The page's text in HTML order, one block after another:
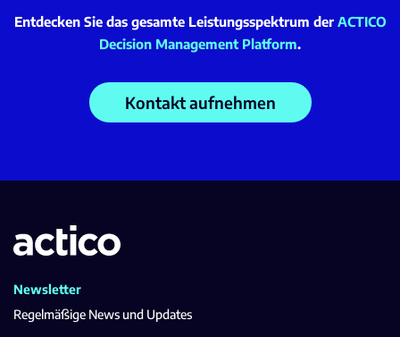
Entdecken Sie das gesamte Leistungsspektrum der ACTICO
Decision Management Platform.
Kontakt aufnehmen
Newsletter
Regelmäßige News und Updates